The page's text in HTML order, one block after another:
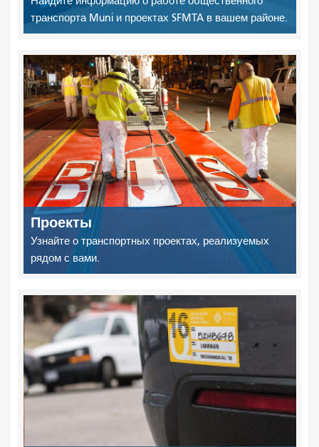
транспорта Muni и проектах SFMTA в вашем районе.
Проекты
Узнайте о транспортных проектах, реализуемых
рядом с вами.